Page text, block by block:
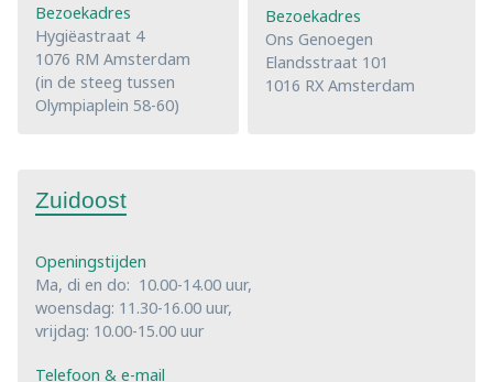
Bezoekadres
Hygiëastraat 4
1076 RM Amsterdam
(in de steeg tussen
Olympiaplein 58-60)
Bezoekadres
Ons Genoegen
Elandsstraat 101
1016 RX Amsterdam
Zuidoost
Openingstijden
Ma, di en do: 10.00-14.00 uur,
woensdag: 11.30-16.00 uur,
vrijdag: 10.00-15.00 uur
Telefoon & e-mail